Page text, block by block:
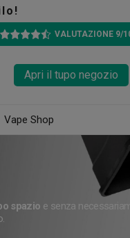
VALUTAZIONE 9/
Apri il tupo negozio
Vape Shop
spazio e senza